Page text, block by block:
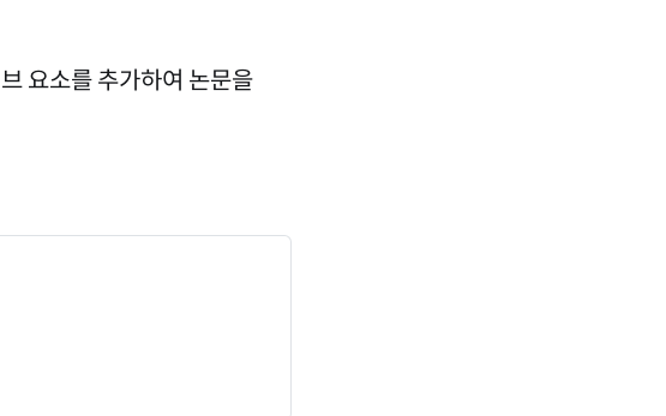
요소를 추가하여 논문을